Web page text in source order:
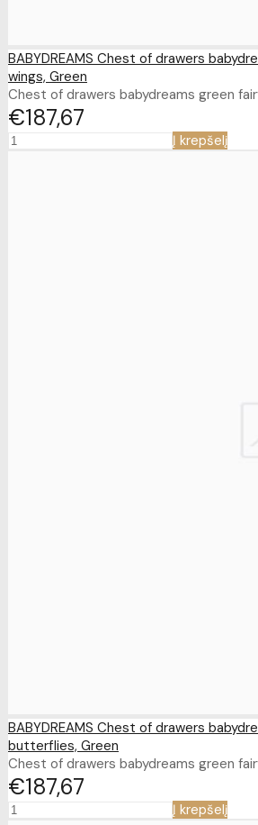
BABYDREAMS Chest of drawers
wings, Green
Chest of drawers babydreams green
€18767
Į krepšelį
BABYDREAMS Chest of drawers
butterflies, Green
Chest of drawers babydreams green
€18767
Į krepšelį